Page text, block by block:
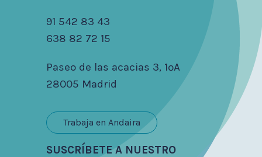
91 542 83 43
638 82 72 15
Paseo de las acacias 3, 1ºA
28005 Madrid
Trabaja en Andaira
SUSCRÍBETE A NUESTRO